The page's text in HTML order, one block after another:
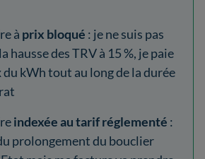
à prix bloqué : je ne suis pas
hausse des TRV à 15 %, je paie
du kWh tout au long de la durée
indexée au tarif réglementé :
prolongement du bouclier